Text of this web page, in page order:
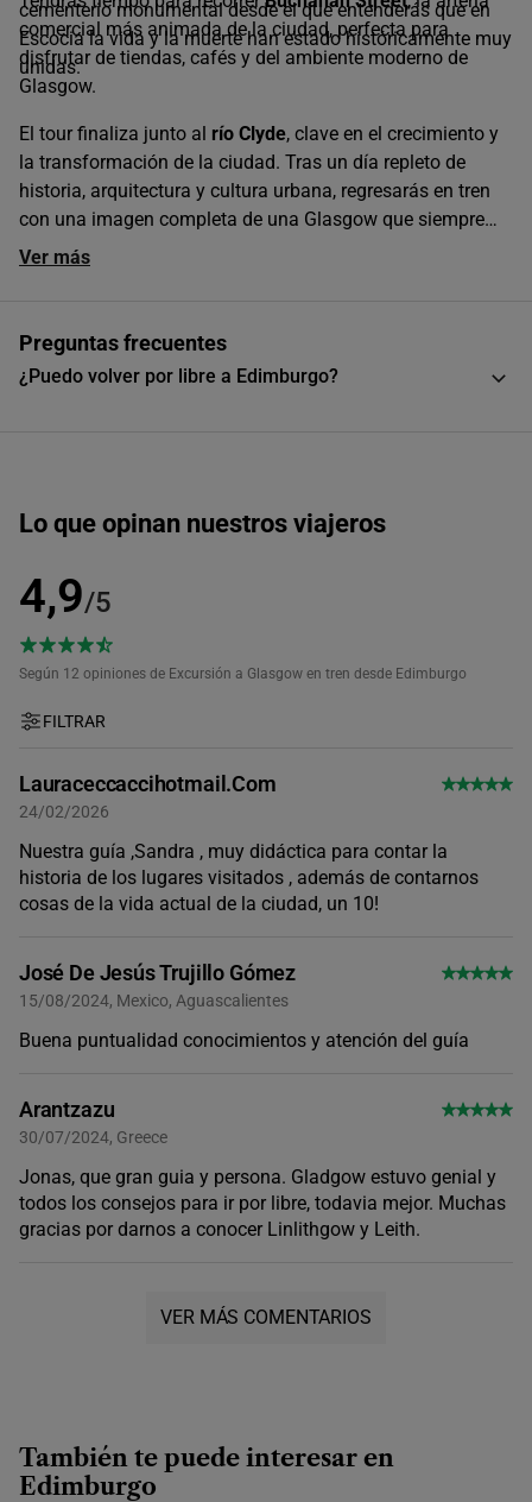
cementerio monumental desde el que entenderás que en
Escocia la vida y la muerte han estado históricamente muy
unidas.
comercial más animada de la ciudad, perfecta para
disfrutar de tiendas, cafés y del ambiente moderno de
Glasgow.
El tour finaliza junto al río Clyde, clave en el crecimiento y
la transformación de la ciudad. Tras un día repleto de
historia, arquitectura y cultura urbana, regresarás en tren
con una imagen completa de una Glasgow que siempre
sorprende.
Ver más
Preguntas frecuentes
¿Puedo volver por libre a Edimburgo?
Lo que opinan nuestros viajeros
4,9/5
Según 12 opiniones de Excursión a Glasgow en tren desde Edimburgo
FILTRAR
Lauraceccaccihotmail.com
24/02/2026
Nuestra guía ,Sandra , muy didáctica para contar la
historia de los lugares visitados , además de contarnos
cosas de la vida actual de la ciudad, un 10!
José De Jesús Trujillo Gómez
15/08/2024, Mexico, Aguascalientes
Buena puntualidad conocimientos y atención del guía
Arantzazu
30/07/2024, Greece
Jonas, que gran guia y persona. Gladgow estuvo genial y
todos los consejos para ir por libre, todavia mejor. Muchas
gracias por darnos a conocer Linlithgow y Leith.
VER MÁS COMENTARIOS
También te puede interesar en
Edimburgo